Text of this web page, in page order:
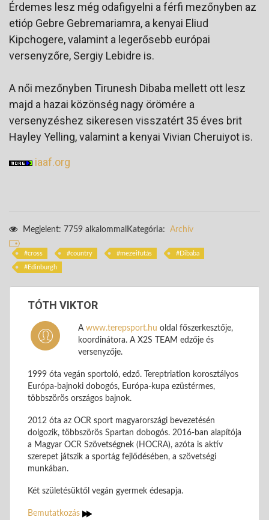
Érdemes lesz még odafigyelni a férfi mezőnyben az
etióp Gebre Gebremariamra, a kenyai Eliud
Kipchogere, valamint a legerősebb európai
versenyzőre, Sergiy Lebidre is.
A női mezőnyben Tirunesh Dibaba mellett ott lesz
majd a hazai közönség nagy örömére a
versenyzéshez sikeresen visszatért 35 éves brit
Hayley Yelling, valamint a kenyai Vivian Cheruiyot is.
iaaf.org
Megjelent: 7759 alkalommal Kategória: Archív
cross country mezeifutás Dibaba
Edinburgh
TÓTH VIKTOR
A www.terepsport.hu oldal főszerkesztője,
koordinátora. A X2S TEAM edzője és
versenyzője.
1999 óta vegán sportoló, edző. Tereptriatlon korosztályos
Európa-bajnoki dobogós, Európa-kupa ezüstérmes,
többszörös országos bajnok.
2012 óta az OCR sport magyarországi bevezetésén
dolgozik, többszörös Spartan dobogós. 2016-ban alapítója
a Magyar OCR Szövetségnek (HOCRA), azóta is aktív
szerepet játszik a sportág fejlődésében, a szövetségi
munkában.
Két születésüktől vegán gyermek édesapja.
Bemutatkozás